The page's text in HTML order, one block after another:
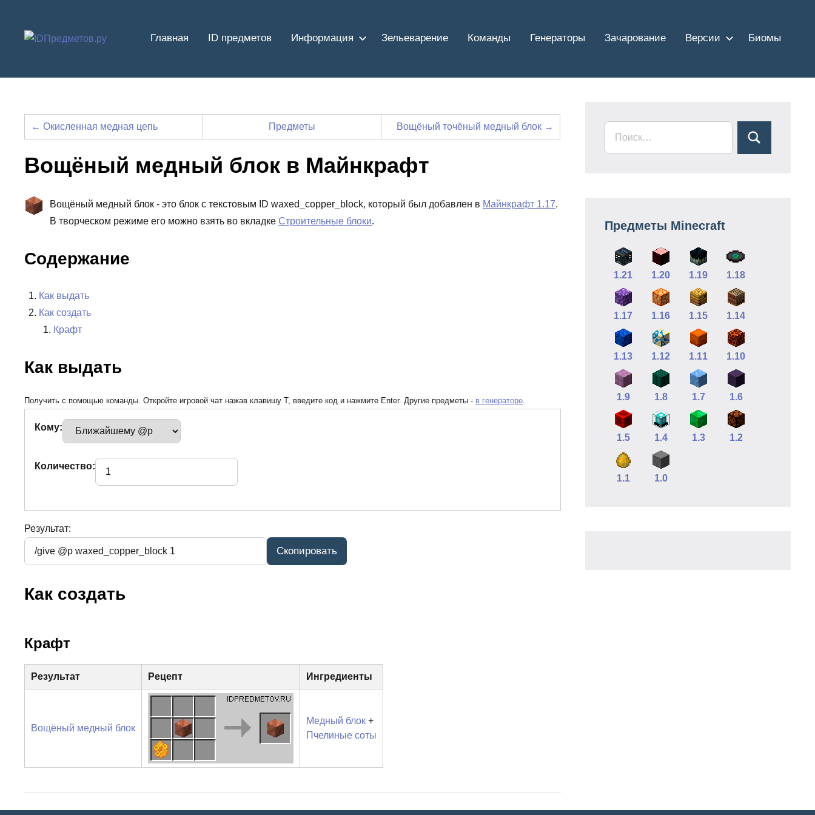
содержимому
Главная ID предметов Информация Зельеварение Команды Генераторы Зачарование Версии Биомы
← Окисленная медная цепь Предметы Вощёный точёный медный блок →
Вощёный медный блок в Майнкрафт
Вощёный медный блок - это блок с текстовым ID waxed_copper_block, который был добавлен в Майнкрафт 1.17.
В творческом режиме его можно взять во вкладке Строительные блоки.
Содержание
Как выдать
Как создать
Крафт
Как выдать
Получить с помощью команды. Откройте игровой чат нажав клавишу T, введите код и нажмите Enter. Другие предметы - в генераторе
Кому:
Количество:
Результат:
Как создать
Крафт
Результат Рецепт Ингредиенты
Вощёный медный блок
Медный блок+
Пчелиные соты
Предметы Minecraft
1.21 1.20 1.19 1.18
1.17 1.16 1.15 1.14
1.13 1.12 1.11 1.10
1.9 1.8 1.7 1.6
1.5 1.4 1.3 1.2
1.1 1.0